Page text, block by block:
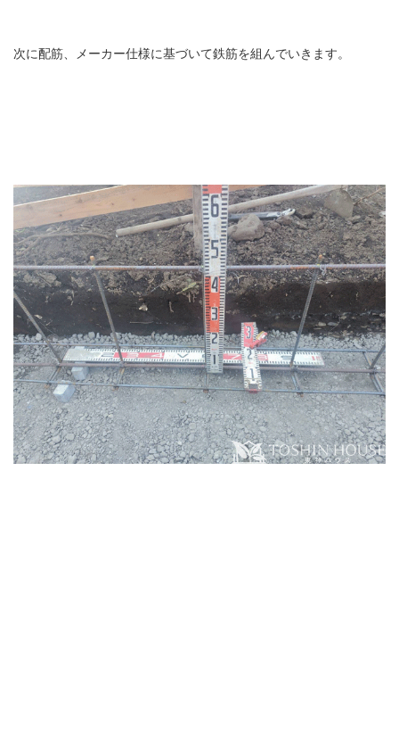
次に配筋、メーカー仕様に基づいて鉄筋を組んでいきます。